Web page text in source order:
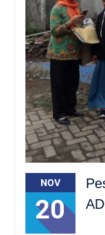
NOV
20